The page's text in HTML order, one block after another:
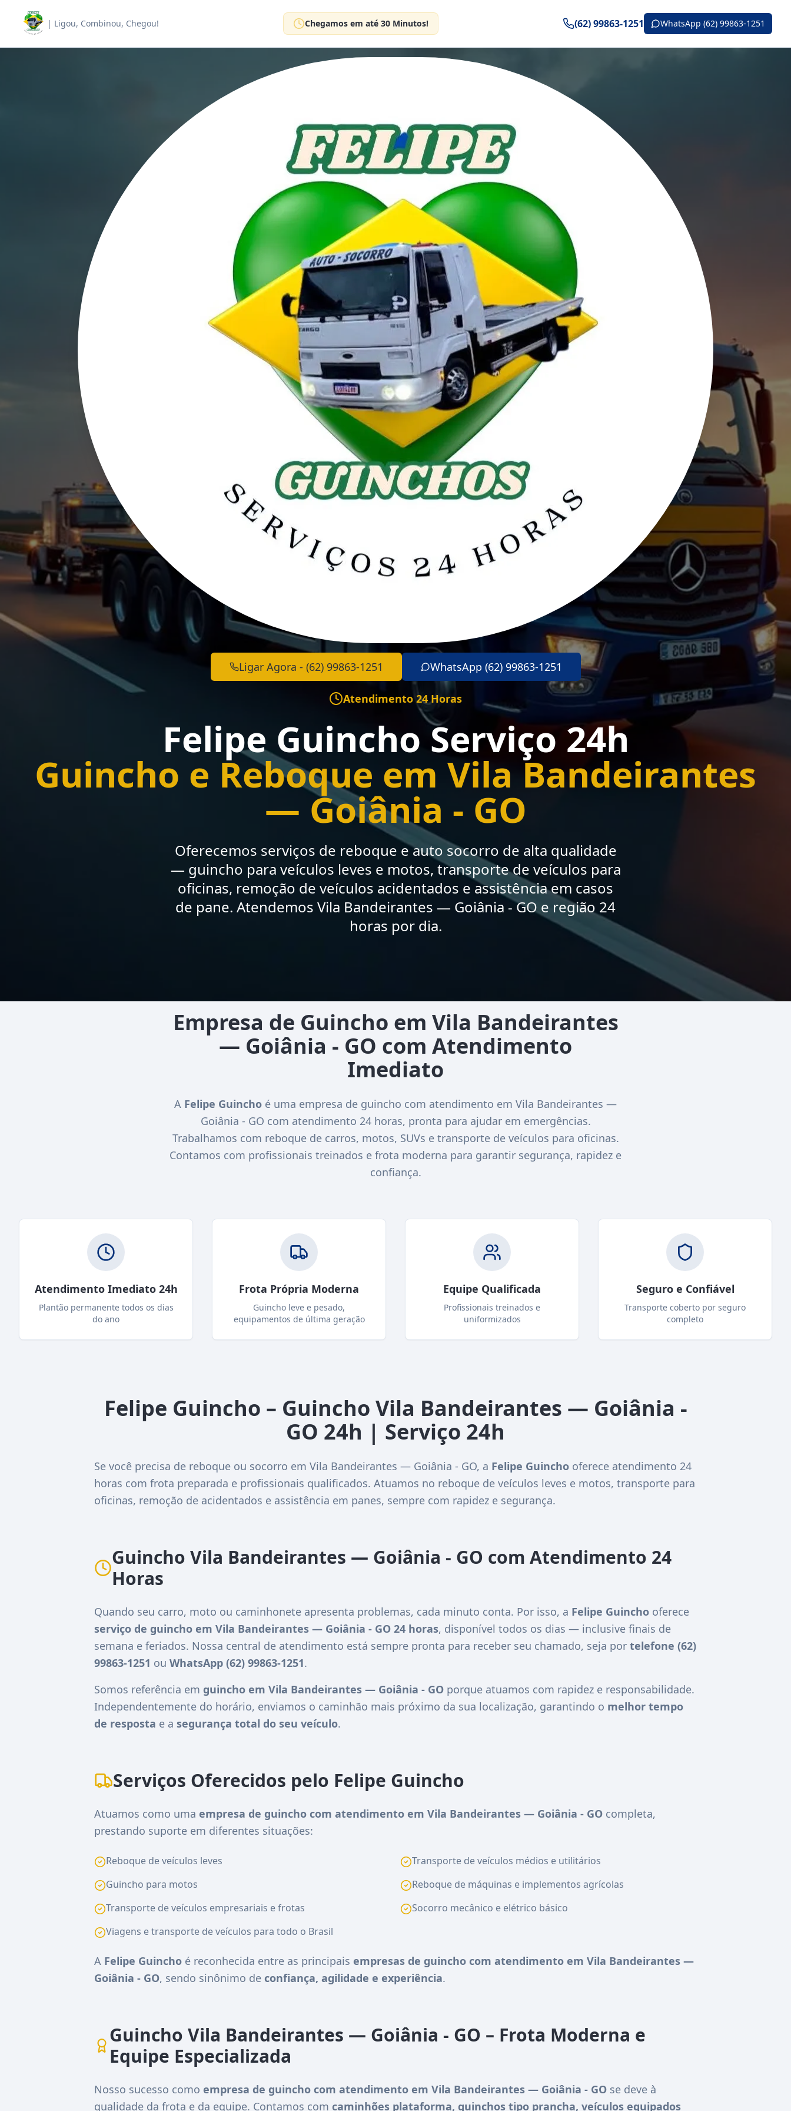
| Ligou, Combinou, Chegou! Chegamos em até 30 Minutos! (62) 99863-1251 WhatsApp (62) 99863-1251
Ligar Agora - (62) 99863-1251 WhatsApp (62) 99863-1251
Atendimento 24 Horas
Felipe Guincho Serviço 24h
Guincho e Reboque em Vila Bandeirantes
— Goiânia - GO
Oferecemos serviços de reboque e auto socorro de alta qualidade
— guincho para veículos leves e motos, transporte de veículos para
oficinas, remoção de veículos acidentados e assistência em casos
de pane. Atendemos Vila Bandeirantes — Goiânia - GO e região 24
horas por dia.
Empresa de Guincho em Vila Bandeirantes
— Goiânia - GO com Atendimento
Imediato
A Felipe Guincho é uma empresa de guincho com atendimento em Vila Bandeirantes —
Goiânia - GO com atendimento 24 horas, pronta para ajudar em emergências.
Trabalhamos com reboque de carros, motos, SUVs e transporte de veículos para oficinas.
Contamos com profissionais treinados e frota moderna para garantir segurança, rapidez e
confiança.
Atendimento Imediato 24h
Plantão permanente todos os dias
do ano
Frota Própria Moderna
Guincho leve e pesado,
equipamentos de última geração
Equipe Qualificada
Profissionais treinados e
uniformizados
Seguro e Confiável
Transporte coberto por seguro
completo
Felipe Guincho – Guincho Vila Bandeirantes — Goiânia -
GO 24h | Serviço 24h
Se você precisa de reboque ou socorro em Vila Bandeirantes — Goiânia - GO, a Felipe Guincho oferece atendimento 24
horas com frota preparada e profissionais qualificados. Atuamos no reboque de veículos leves e motos, transporte para
oficinas, remoção de acidentados e assistência em panes, sempre com rapidez e segurança.
Guincho Vila Bandeirantes — Goiânia - GO com Atendimento 24
Horas
Quando seu carro, moto ou caminhonete apresenta problemas, cada minuto conta. Por isso, a Felipe Guincho oferece
serviço de guincho em Vila Bandeirantes — Goiânia - GO 24 horas, disponível todos os dias — inclusive finais de
semana e feriados. Nossa central de atendimento está sempre pronta para receber seu chamado, seja por telefone (62)
99863-1251 ou WhatsApp (62) 99863-1251.
Somos referência em guincho em Vila Bandeirantes — Goiânia - GO porque atuamos com rapidez e responsabilidade.
Independentemente do horário, enviamos o caminhão mais próximo da sua localização, garantindo o melhor tempo
de resposta e a segurança total do seu veículo.
Serviços Oferecidos pelo Felipe Guincho
Atuamos como uma empresa de guincho com atendimento em Vila Bandeirantes — Goiânia - GO completa,
prestando suporte em diferentes situações:
Reboque de veículos leves
Transporte de veículos médios e utilitários
Guincho para motos
Reboque de máquinas e implementos agrícolas
Transporte de veículos empresariais e frotas
Socorro mecânico e elétrico básico
Viagens e transporte de veículos para todo o Brasil
A Felipe Guincho é reconhecida entre as principais empresas de guincho com atendimento em Vila Bandeirantes —
Goiânia - GO, sendo sinônimo de confiança, agilidade e experiência.
Guincho Vila Bandeirantes — Goiânia - GO – Frota Moderna e
Equipe Especializada
Nosso sucesso como empresa de guincho com atendimento em Vila Bandeirantes — Goiânia - GO se deve à
qualidade da frota e da equipe. Contamos com caminhões plataforma, guinchos tipo prancha, veículos equipados